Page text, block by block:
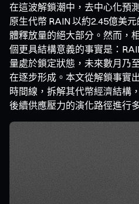
在這波解鎖潮中，去中心化預
原生代幣 RAIN 以約2.45億美
體釋放量的絕大部分。然而，
個更具結構意義的事實是：
量處於鎖定狀態，未來數月乃
在逐步形成。本文從解鎖事實
時間線，拆解其代幣經濟結構
後續供應壓力的演化路徑進行